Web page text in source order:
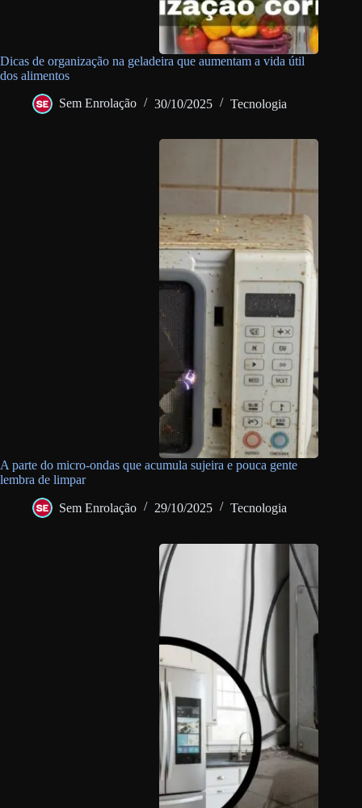
Dicas de organização na geladeira que aumentam a vida útil
dos alimentos
Sem Enrolação 30/10/2025 Tecnologia
A parte do micro-ondas que acumula sujeira e pouca gente
lembra de limpar
Sem Enrolação 29/10/2025 Tecnologia